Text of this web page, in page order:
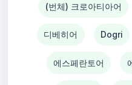
(번체) 크로아티아어
디베히어 Dogri
에스페란토어